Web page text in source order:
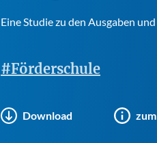
Eine Studie zu den Ausgaben
#Förderschule
Download